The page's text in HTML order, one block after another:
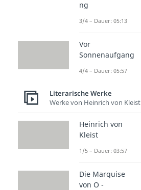
ng
3/4 – Dauer: 05:13
Vor
Sonnenaufgang
4/4 – Dauer: 05:57
Literarische Werke
Werke von Heinrich von Kleist
Heinrich von
Kleist
1/5 – Dauer: 03:57
Die Marquise
von O -